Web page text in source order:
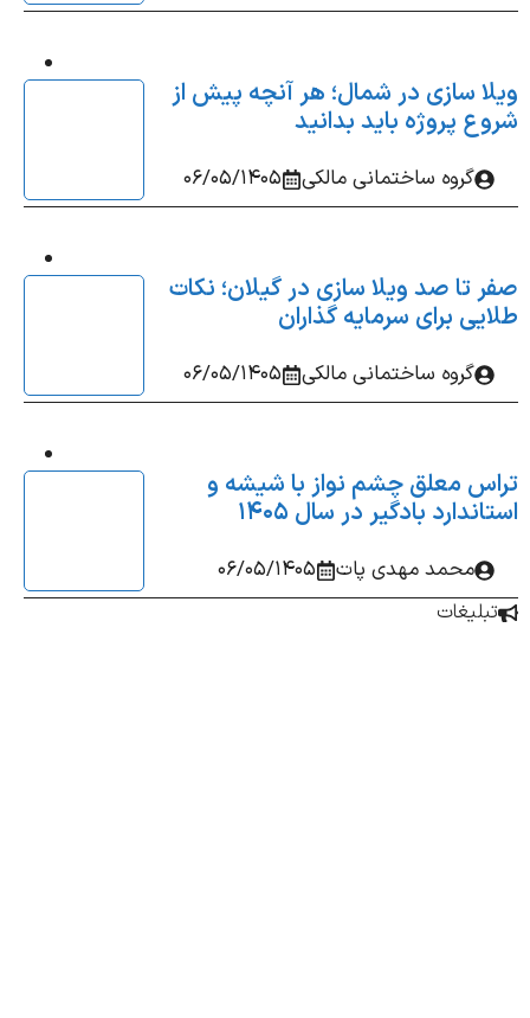
سازی در شمال؛ هر آنچه پیش از
پروژه باید بدانید
06/05/1405 گروه ساختمانی مالکی
تا صد ویلا سازی در گیلان؛ نکات
برای سرمایه‌ گذاران
06/05/1405 گروه ساختمانی مالکی
معلق چشم‌ نواز با شیشه و
بادگیر در سال 1405
06/05/1405
محمد مهدی پات